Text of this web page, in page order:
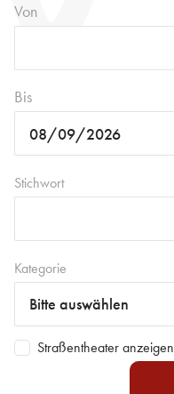
Von
Bis
Stichwort
Kategorie
Straßentheater anzeigen